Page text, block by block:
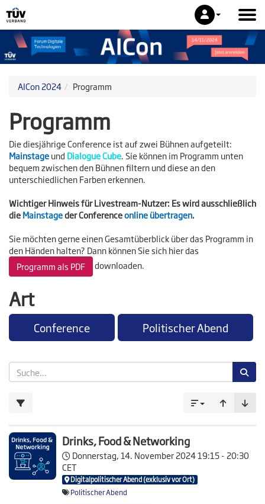
AICon 2024 Programm
Programm
Die diesjährige Conference ist auf zwei Bühnen aufgeteilt:
Mainstageund Dialogue Cube.Sie können im Programm unten
bequem zwischen den Bühnen filtern und diese an den
unterschiedlichen Farben erkennen.
Wichtiger Hinweis für Livestream-Nutzer: Es wird ausschließlich
dieMainstageder Conferenceonline übertragen.
Sie möchten gerne einen Gesamtüberblick über das Programm in
den Händen halten? Dann können Sie sich hier das
Programm als PDF
downloaden.
Art
Conference Politischer Abend
Drinks, Food & Networking
Donnerstag, 14. November 202419:15 - 20:30
CET
Digitalpolitischer Abend (exklusiv vor Ort)
Politischer Abend